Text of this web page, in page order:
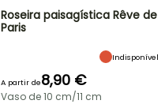
Roseira paisagística Rêve de
Paris
Indisponível
A partir de8,90 €
Vaso de 10 cm/11 cm